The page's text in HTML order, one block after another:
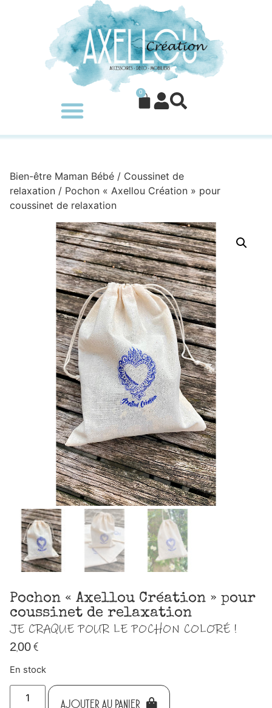
0
Bien-être Maman Bébé / Coussinet de
relaxation / Pochon « Axellou Création » pour
coussinet de relaxation
Pochon « Axellou Création » pour
coussinet de relaxation
JE CRAQUE POUR LE POCHON COLORÉ !
2,00€
En stock
AJOUTER AU PANIER